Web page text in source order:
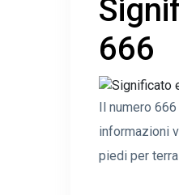
666
Il numero
informazioni
piedi per